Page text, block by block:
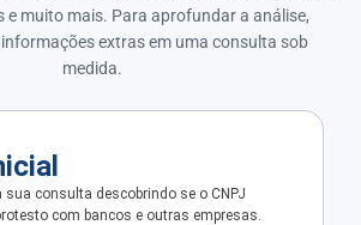
e muito mais. Para aprofundar a análise,
extras em uma consulta sob
medida.
sua consulta descobrindo se o CNPJ
com bancos e outras empresas.